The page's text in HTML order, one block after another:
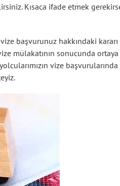
Kısaca ifade etmek
başvurunuz hakkındaki kararı
mülakatının sonucunda ortaya
vize başvurularında